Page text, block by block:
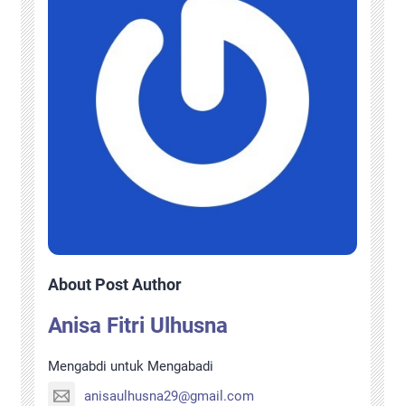
About Post Author
Anisa Fitri Ulhusna
Mengabdi untuk Mengabadi
anisaulhusna29@gmail.com